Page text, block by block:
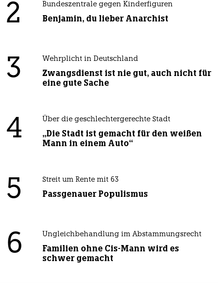
2 Bundeszentrale gegen Kinderfiguren
Benjamin, du lieber Anarchist
3 Wehrplicht in Deutschland
Zwangsdienst ist nie gut, auch nicht für
eine gute Sache
4 Über die geschlechtergerechte Stadt
„Die Stadt ist gemacht für den weißen
Mann in einem Auto“
5 Streit um Rente mit 63
Passgenauer Populismus
6 Ungleichbehandlung im Abstammungsrecht
Familien ohne Cis-Mann wird es
schwer gemacht